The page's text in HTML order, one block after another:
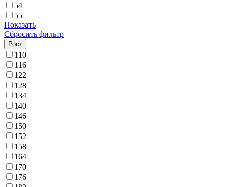
54
55
Показать
Сбросить фильтр
Рост
110
116
122
128
134
140
146
150
152
158
164
170
176